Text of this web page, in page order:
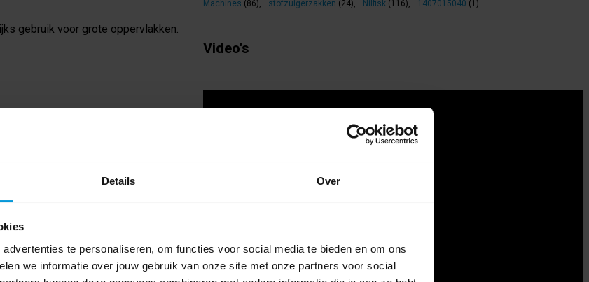
Details Over
te personaliseren, om functies voor social media te bieden en om ons
we informatie over jouw gebruik van onze site met onze partners voor social
gebruik voor grote oppervlakken.
Machines (86), stofzuigerzakken (24), Nilfisk (116), 1407015040 (1)
Video's